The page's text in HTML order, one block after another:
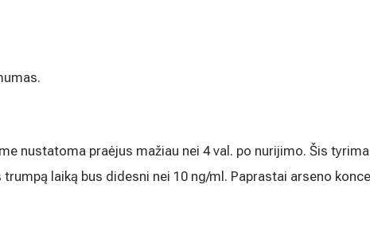
nustatoma praėjus mažiau nei 4 val. po nurijimo. Šis
laiką bus didesni nei 10 ng/ml. Paprastai arseno